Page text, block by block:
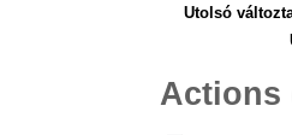
Utolsó
Actions